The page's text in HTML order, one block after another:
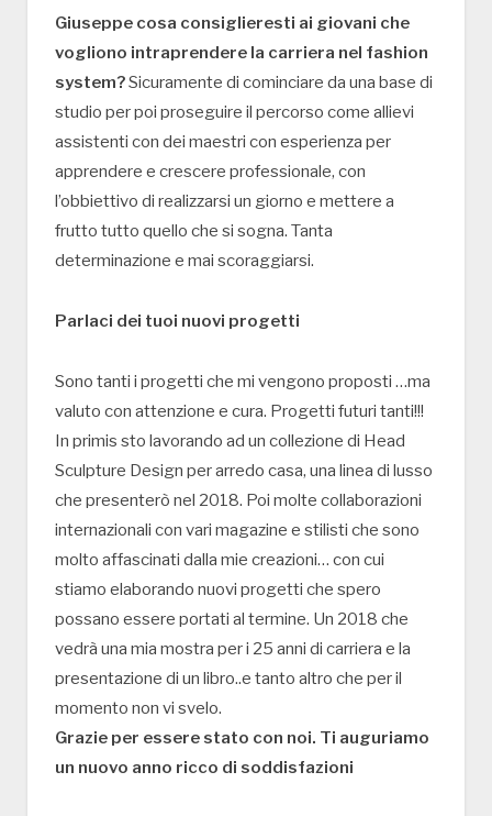
Giuseppe cosa consiglieresti ai giovani che
vogliono intraprendere la carriera nel fashion
system?Sicuramente di cominciare da una base di
studio per poi proseguire il percorso come allievi
assistenti con dei maestri con esperienza per
apprendere e crescere professionale, con
l’obbiettivo di realizzarsi un giorno e mettere a
frutto tutto quello che si sogna. Tanta
determinazione e mai scoraggiarsi.
Parlaci dei tuoi nuovi progetti
Sono tanti i progetti che mi vengono proposti …ma
valuto con attenzione e cura. Progetti futuri tanti!!!
In primis sto lavorando ad un collezione di Head
Sculpture Design per arredo casa, una linea di lusso
che presenterò nel 2018. Poi molte collaborazioni
internazionali con vari magazine e stilisti che sono
molto affascinati dalla mie creazioni… con cui
stiamo elaborando nuovi progetti che spero
possano essere portati al termine. Un 2018 che
vedrà una mia mostra per i 25 anni di carriera e la
presentazione di un libro..e tanto altro che per il
momento non vi svelo.
Grazie per essere stato con noi. Ti auguriamo
un nuovo anno ricco di soddisfazioni